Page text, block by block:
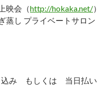
映会（http://hokaka.net/）
蒸し プライベートサロン
込み もしくは 当日払い